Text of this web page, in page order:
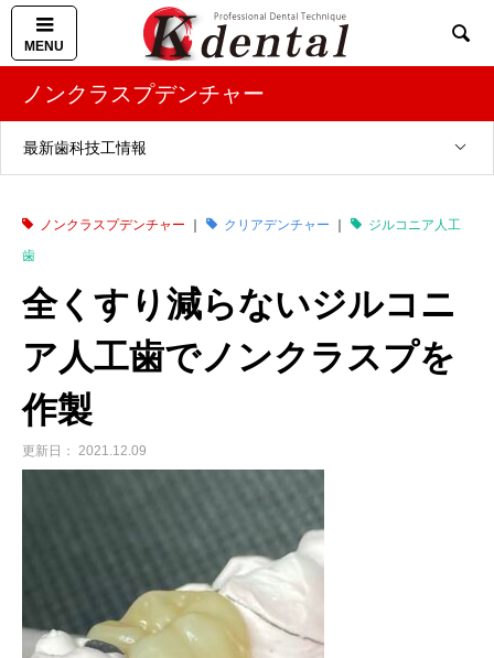

ノンクラスプデンチャー
最新歯科技工情報
ノンクラスプデンチャー クリアデンチャー
ジルコニア人工
歯
全くすり減らないジルコニ
ア人工歯でノンクラスプを
作製
2021.12.09